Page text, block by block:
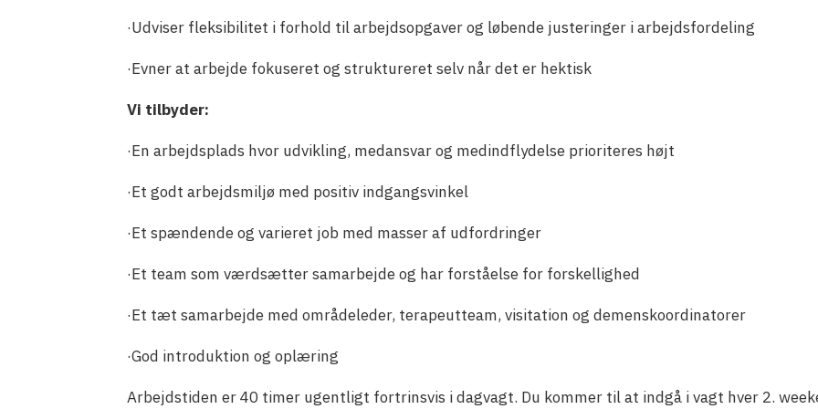
·Udviser fleksibilitet i forhold til arbejdsopgaver og løbende justeringer i arbejdsfordeling
·Evner at arbejde fokuseret og struktureret selv når det er hektisk
Vi tilbyder:
·En arbejdsplads hvor udvikling, medansvar og medindflydelse prioriteres højt
·Et godt arbejdsmiljø med positiv indgangsvinkel
·Et spændende og varieret job med masser af udfordringer
·Et team som værdsætter samarbejde og har forståelse for forskellighed
·Et tæt samarbejde med områdeleder, terapeutteam, visitation og demenskoordinatorer
·God introduktion og oplæring
Arbejdstiden er 40 timer ugentligt fortrinsvis i dagvagt. Du kommer til at indgå i vagt hver 2.